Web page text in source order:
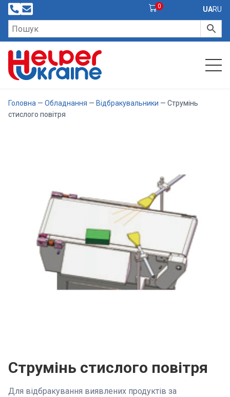
0 UARU
Головна — Обладнання — Відбракувальники — Струмінь
стислого повітря
Струмінь стислого повітря
Для відбракування виявлених продуктів за